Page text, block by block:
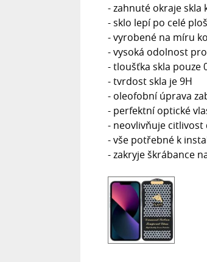
- zahnuté okraje skla
- sklo lepí po celé
- vyrobené na míru
- vysoká odolnost
- tloušťka skla pouze
- tvrdost skla je 9H
- oleofobní úprava
- perfektní optické
- neovlivňuje citlivost
- vše potřebné k
- zakryje škrábance